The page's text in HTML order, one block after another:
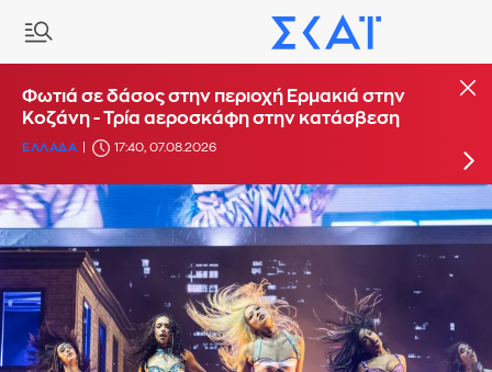
Φωτιά στο Στεφάνι Κορίνθου - Μήνυμα από το
112 για ετοιμότητα
ΕΛΛΑΔΑ 16:29, 07.08.2026
Φωτιά σε δάσος στην περιοχή Ερμακιά στην
Κοζάνη - Τρία αεροσκάφη στην κατάσβεση
ΕΛΛΑΔΑ 17:40, 07.08.2026